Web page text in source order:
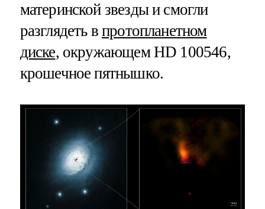
материнской звезды и смогли
разглядеть в протопланетном
диске, окружающем HD 100546,
крошечное пятнышко.